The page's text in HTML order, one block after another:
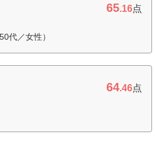
65.16点
代／女性）
64.46点